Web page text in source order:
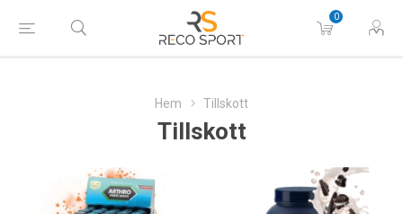
0
Hem Tillskott
Tillskott